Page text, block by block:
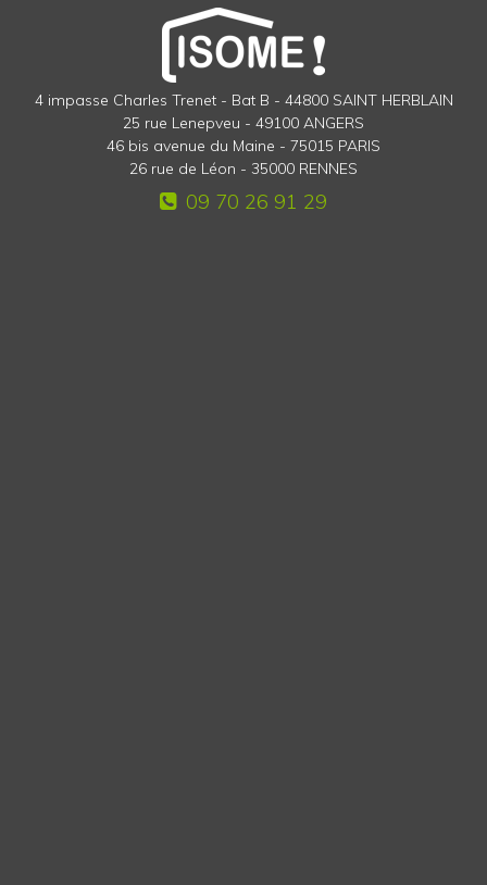
4 impasse Charles Trenet - Bat B - 44800 SAINT HERBLAIN
25 rue Lenepveu - 49100 ANGERS
46 bis avenue du Maine - 75015 PARIS
26 rue de Léon - 35000 RENNES
09 70 26 91 29